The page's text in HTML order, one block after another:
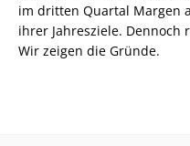
im dritten Quartal Margen
ihrer Jahresziele. Dennoch
Wir zeigen die Gründe.